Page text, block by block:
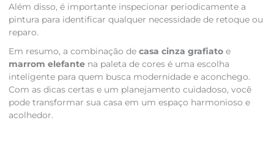
Além disso, é importante inspecionar periodicamente a
pintura para identificar qualquer necessidade de retoque ou
reparo.
Em resumo, a combinação de casa cinza grafiatoe
marrom elefantena paleta de cores é uma escolha
inteligente para quem busca modernidade e aconchego.
Com as dicas certas e um planejamento cuidadoso, você
pode transformar sua casa em um espaço harmonioso e
acolhedor.